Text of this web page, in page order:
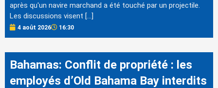
après qu'un navire marchand a été touché par un projectile.
Les discussions visent […]
4 août 2026 16:30
Bahamas: Conflit de propriété : les
employés d’Old Bahama Bay interdits